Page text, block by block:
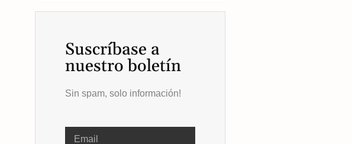
Suscríbase a
nuestro boletín
Sin spam, solo información!